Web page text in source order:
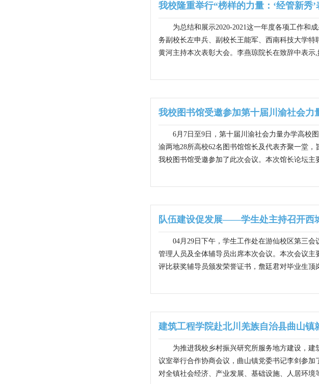
我校隆重举行“榜样的力量：‘经管新秀’
为总结和展示2020-2021这一年度各项工作和
务副校长左申兵、副校长王能军、西南科技大学
黄河主持本次表彰大会。李燕琼院长在致辞中表
我校图书馆受邀参加第十届川渝社会
6月7日至9日，第十届川渝社会力量办学高校
渝两地28所高校62名图书馆馆长及代表齐聚一堂
我校图书馆受邀参加了此次会议。本次馆长论坛
队伍建设促发展——学生处主持召开西
04月29日下午，学生工作处在游仙校区第三
管理人员及全体辅导员出席本次会议。本次会议
评比获奖辅导员颁发荣誉证书，詹廷君对毕业生
建筑工程学院赴北川羌族自治县曲山镇
为推进我校乡村振兴研究所服务地方建设，
议室举行合作协商会议，曲山镇党委书记李剑参
对全镇社会经济、产业发展、基础设施、人居环